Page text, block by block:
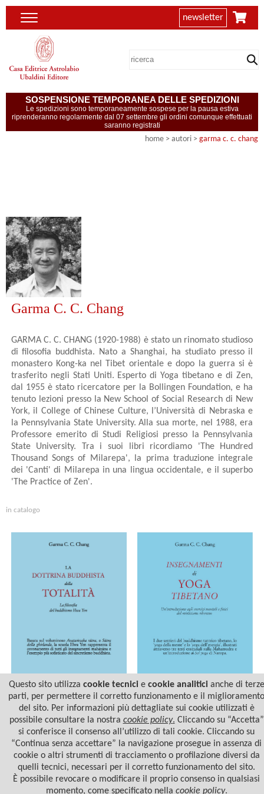
newsletter
SOSPENSIONE TEMPORANEA DELLE SPEDIZIONI
Le spedizioni sono temporaneamente sospese per la pausa estiva
riprenderanno regolarmente dal 07 settembre gli ordini comunque effettuati
saranno registrati
home > autori > garma c. c. chang
Garma C. C. Chang
GARMA C. C. CHANG (1920-1988) è stato un rinomato studioso
di filosofia bud­dhi­sta. Nato a Shanghai, ha studiato presso il
monastero Kong-ka nel Tibet orientale e dopo la guerra si è
trasferito negli Stati Uniti. Esperto di Yoga tibetano e di Zen,
dal 1955 è stato ricercatore per la Bollingen Foundation, e ha
tenuto lezioni presso la New School of Social Research di New
York, il College of Chinese Culture, l’Università di Nebraska e
la Pennsylvania State University. Alla sua morte, nel 1988, era
Professore emerito di Studi Religiosi presso la Pennsylvania
State University. Tra i suoi libri ricordiamo 'The Hundred
Thousand Songs of Milarepa', la prima traduzione integrale
dei 'Canti' di Milarepa in una lingua occidentale, e il superbo
'The Practice of Zen'.
in catalogo
LA DOTTRINA BUDDHISTA
DELLA TOTALITÀ
INSEGNAMENTI DI YOGA
TIBETANO
Questo sito utilizza cookie tecnicie cookie analiticianche di terze
parti, per permettere il corretto funzionamento e il miglioramento
del sito. Per informazioni più dettagliate sui cookie utilizzati è
possibile consultare la nostra cookie policy. Cliccando su “Accetta”
si conferisce il consenso all’utilizzo di tali cookie. Cliccando su
“Continua senza accettare” la navigazione prosegue in assenza di
cookie o altri strumenti di tracciamento o profilazione diversi da
quelli tecnici, necessari per il corretto funzionamento del sito.
È possibile revocare o modificare il proprio consenso in qualsiasi
momento, come specificato nella cookie policy.